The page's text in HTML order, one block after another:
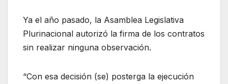
Ya el año pasado, la Asamblea Legislativa
Plurinacional autorizó la firma de los contratos
sin realizar ninguna observación.
“Con esa decisión (se) posterga la ejecución